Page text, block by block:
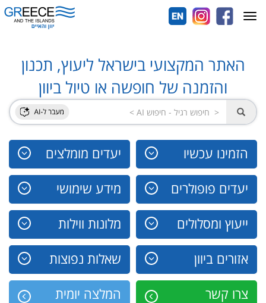
האתר המקצועי בישראל ליעוץ, תכנון
והזמנה של חופשה או טיול ביוון
הזמינו עכשיו יעדים מומלצים
יעדים פופולרים מידע שימושי
ייעוץ ומסלולים מלונות ווילות
אזורים ביוון שאלות נפוצות
צרו קשר המלצה יומית
Toggle
navigation